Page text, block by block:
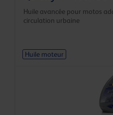
Huile avancée pour motos
circulation urbaine
Huile moteur